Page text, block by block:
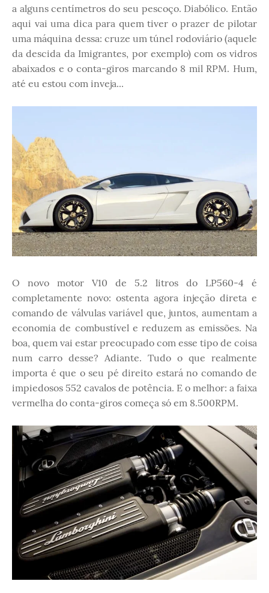
a alguns centímetros do seu pescoço. Diabólico. Então
aqui vai uma dica para quem tiver o prazer de pilotar
uma máquina dessa: cruze um túnel rodoviário (aquele
da descida da Imigrantes, por exemplo) com os vidros
abaixados e o conta-giros marcando 8 mil RPM. Hum,
até eu estou com inveja...
O novo motor V10 de 5.2 litros do LP560-4 é
completamente novo: ostenta agora injeção direta e
comando de válvulas variável que, juntos, aumentam a
economia de combustível e reduzem as emissões. Na
boa, quem vai estar preocupado com esse tipo de coisa
num carro desse? Adiante. Tudo o que realmente
importa é que o seu pé direito estará no comando de
impiedosos 552 cavalos de potência. E o melhor: a faixa
vermelha do conta-giros começa só em 8.500RPM.